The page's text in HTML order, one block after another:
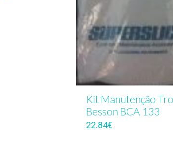
Kit Manutenção
Besson BCA 133
22.84€